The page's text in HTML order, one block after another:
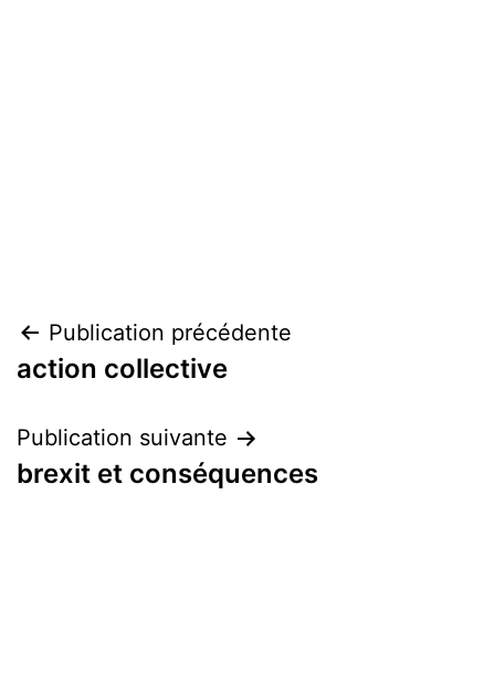
Navigation
de
l’article
Publication précédente
action collective
Publication suivante
brexit et conséquences